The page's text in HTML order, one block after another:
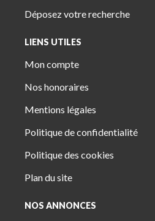
Déposez votre recherche
LIENS UTILES
Mon compte
Nos honoraires
Mentions légales
Politique de confidentialité
Politique des cookies
Plan du site
NOS ANNONCES